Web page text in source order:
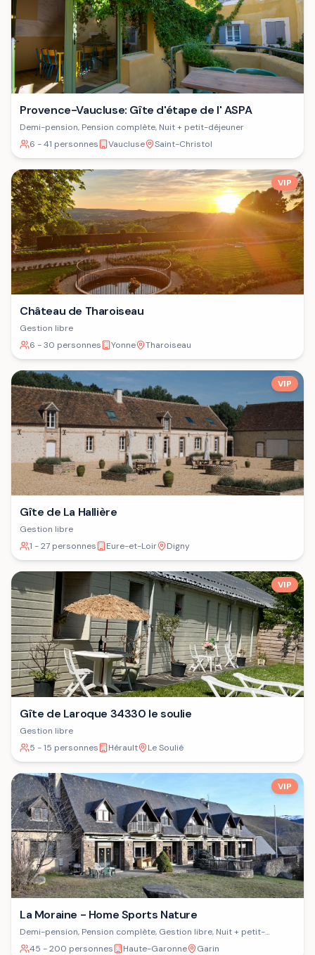
Provence-Vaucluse: Gîte d'étape de l' ASPA
Demi-pension, Pension complète, Nuit + petit-déjeuner
6 - 41 personnes
Vaucluse Saint-Christol
VIP
Château de Tharoiseau
Gestion libre
6 - 30 personnes
Yonne Tharoiseau
VIP
Gîte de La Hallière
Gestion libre
1 - 27 personnes
Eure-et-Loir Digny
VIP
Gîte de Laroque 34330 le soulie
Gestion libre
5 - 15 personnes
Hérault Le Soulié
VIP
La Moraine - Home Sports Nature
Demi-pension, Pension complète, Gestion libre, Nuit + petit-
déjeuner
45 - 200 personnes Haute-Garonne Garin